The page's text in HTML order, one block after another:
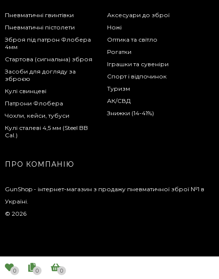
Пневматичні гвинтівки
Пневматичні пістолети
Зброя під патрон Флобера
4мм
Стартова (сигнальна) зброя
Засоби для догляду за
зброєю
Кулі свинцеві
Патрони Флобера
Чохли, кейси, тубуси
Кулі сталеві 4,5 мм (Steel BB
Cal.)
Аксесуари до зброї
Ножі
Оптика та світло
Рогатки
Іграшки та сувеніри
Спорт і відпочинок
Туризм
АК/СВД
Знижки (14-41%)
ПРО КОМПАНІЮ
GunShop - інтернет-магазин з продажу пневматичної зброї №1 в
Україні.
© 2026
0 0 0